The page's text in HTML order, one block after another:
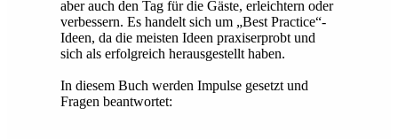
aber auch den Tag für die Gäste, erleichtern oder
verbessern. Es handelt sich um „Best Practice“-
Ideen, da die meisten Ideen praxiserprobt und
sich als erfolgreich herausgestellt haben.
In diesem Buch werden Impulse gesetzt und
Fragen beantwortet: